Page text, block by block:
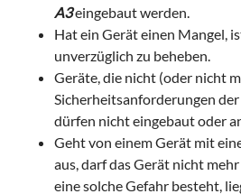
A3eingebaut werden.
Hat ein Gerät einen Mangel,
unverzüglich zu beheben.
Geräte, die nicht (oder nicht
Sicherheitsanforderungen
dürfen nicht eingebaut oder
Geht von einem Gerät mit
aus, darf das Gerät nicht
eine solche Gefahr besteht,